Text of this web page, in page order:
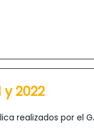
2022
realizados por el